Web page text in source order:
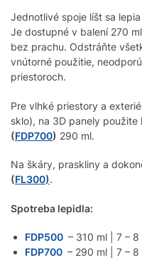
Jednotlivé spoje líšt sa
Je dostupné v balení 270
bez prachu. Odstráňte
vnútorné použitie,
priestoroch.
Pre vlhké priestory a
sklo), na 3D panely použite
(FDP700) 290 ml.
Na škáry, praskliny a
(FL300).
Spotreba lepidla:
FDP500 – 310 ml | 7 –
FDP700 – 290 ml | 7 –